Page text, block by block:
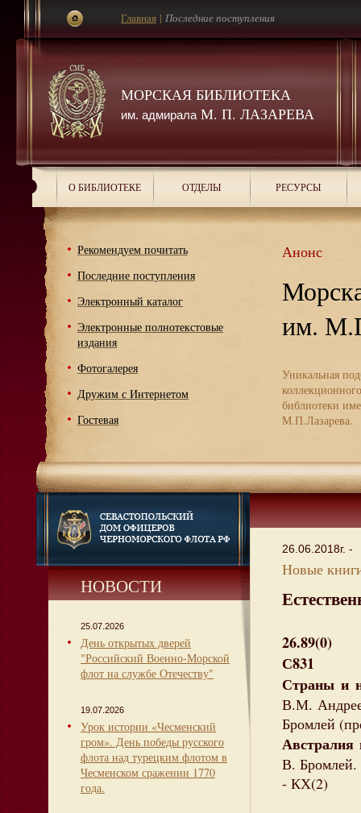
МОРСКАЯ БИБЛИОТЕКА
им. адмиралаМ. П. ЛАЗАРЕВА
Главная | Последние поступления
О БИБЛИОТЕКЕ ОТДЕЛЫ РЕСУРСЫ
Рекомендуем почитать
Последние поступления
Электронный каталог
Электронные полнотекстовые
издания
Фотогалерея
Дружим с Интернетом
Гостевая
Анонс
им.
Уникальная
библиотеки
М.П.Лазарева.
НОВОСТИ
25.07.2026
День открытых дверей
"Российский Военно-Морской
флот на службе Отечеству"
19.07.2026
Урок истории «Чесменский
гром». День победы русского
флота над турецким флотом в
Чесменском сражении 1770
года.
26.06.2018г. -
Новые
26.89(0)
С831
Страны и
В.М.
Бромлей
Австралия
В.
- КХ(2)